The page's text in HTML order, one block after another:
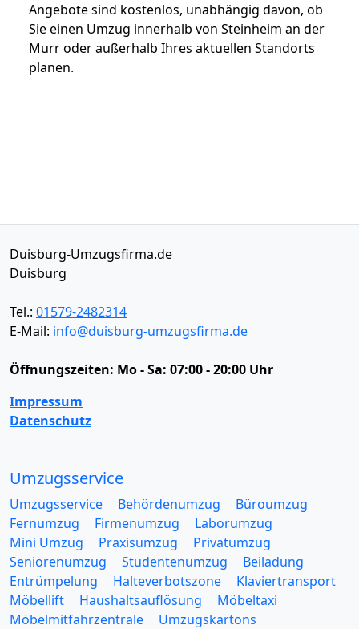
Angebote sind kostenlos, unabhängig davon, ob
Sie einen Umzug innerhalb von Steinheim an der
Murr oder außerhalb Ihres aktuellen Standorts
planen.
Duisburg-Umzugsfirma.de
Duisburg
Tel.: 01579-2482314
E-Mail: info@duisburg-umzugsfirma.de
Öffnungszeiten: Mo - Sa: 07:00 - 20:00 Uhr
Impressum
Datenschutz
Umzugsservice
Umzugsservice Behördenumzug
Büroumzug
Fernumzug
Firmenumzug
Laborumzug
Mini Umzug
Praxisumzug
Privatumzug
Seniorenumzug
Studentenumzug
Beiladung
Entrümpelung
Halteverbotszone
Klaviertransport
Möbellift
Haushaltsauflösung
Möbeltaxi
Möbelmitfahrzentrale
Umzugskartons